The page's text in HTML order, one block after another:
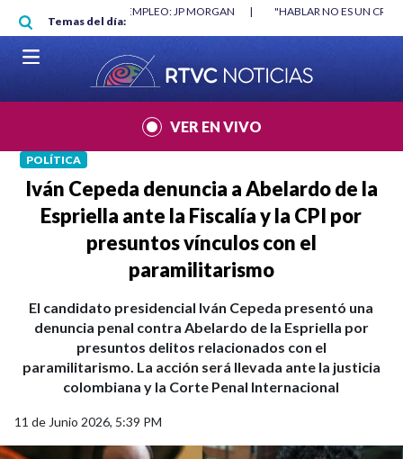
Pasar al contenido principal
Temas del día:
"HABLAR NO ES UN CRIMEN": CARTA DE BETO CORAL |
VER EN VIVO
POLÍTICA
Iván Cepeda denuncia a Abelardo de la
Espriella ante la Fiscalía y la CPI por
presuntos vínculos con el
paramilitarismo
El candidato presidencial Iván Cepeda presentó una
denuncia penal contra Abelardo de la Espriella por
presuntos delitos relacionados con el
paramilitarismo. La acción será llevada ante la justicia
colombiana y la Corte Penal Internacional
11 de Junio 2026, 5:39 PM